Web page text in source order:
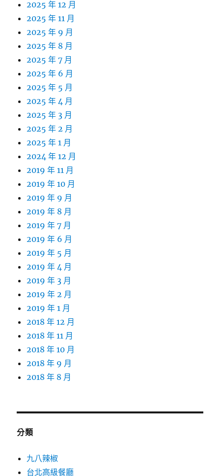
2025 年 12 月
2025 年 11 月
2025 年 9 月
2025 年 8 月
2025 年 7 月
2025 年 6 月
2025 年 5 月
2025 年 4 月
2025 年 3 月
2025 年 2 月
2025 年 1 月
2024 年 12 月
2019 年 11 月
2019 年 10 月
2019 年 9 月
2019 年 8 月
2019 年 7 月
2019 年 6 月
2019 年 5 月
2019 年 4 月
2019 年 3 月
2019 年 2 月
2019 年 1 月
2018 年 12 月
2018 年 11 月
2018 年 10 月
2018 年 9 月
2018 年 8 月
分類
九八辣椒
台北高級餐廳